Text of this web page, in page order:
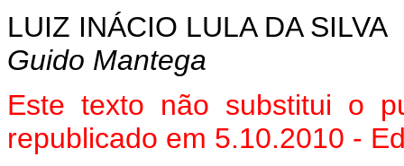
LUIZ INÁCIO LULA DA SILVA
Guido Mantega
Este texto não substitui o
republicado em 5.10.2010 -